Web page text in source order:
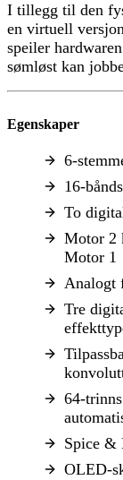
I tillegg til den
en virtuell
speiler
sømløst kan
Egenskaper
6-
16-
To
Motor 2
Motor 1
Analogt
Tre
64-
Spice &
OLED-